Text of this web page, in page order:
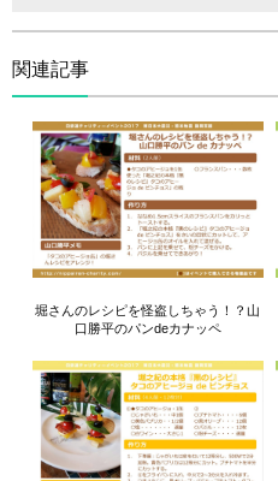
関連記事
堀さんのレシピを怪盗しちゃう！？山
口勝平のパンdeカナッペ